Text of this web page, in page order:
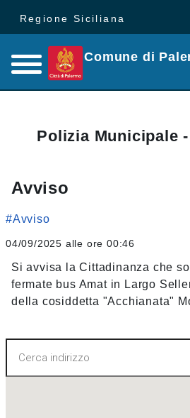
Regione Siciliana
Comune di
Polizia Municipale
Avviso
#Avviso
04/09/2025 alle ore 00:46
Si avvisa la Cittadinanza che
fermate bus Amat in Largo
della cosiddetta "Acchianata"